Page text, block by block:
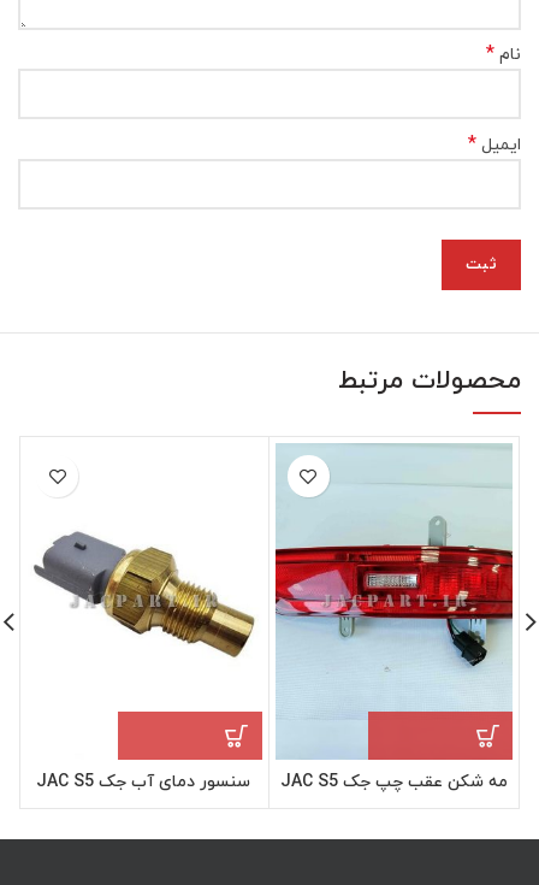
نام *
ایمیل *
محصولات مرتبط
مه شکن عقب چپ جک JAC S5 سنسور دمای آب جک JAC S5